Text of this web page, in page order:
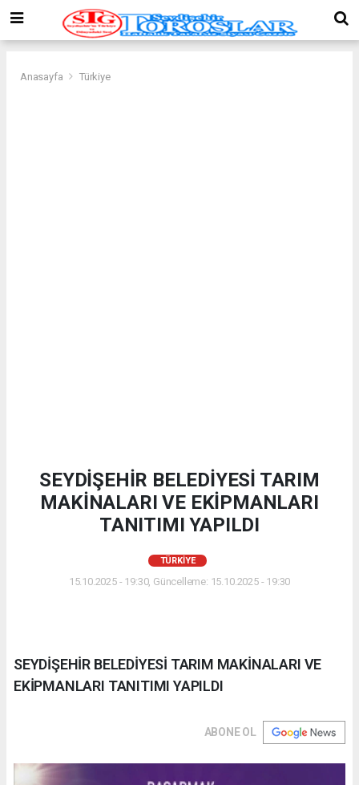
Anasayfa Türkiye
SEYDİŞEHİR BELEDİYESİ TARIM
MAKİNALARI VE EKİPMANLARI
TANITIMI YAPILDI
TÜRKIYE
15.10.2025 - 19:30, Güncelleme: 15.10.2025 - 19:30
SEYDİŞEHİR BELEDİYESİ TARIM MAKİNALARI VE
EKİPMANLARI TANITIMI YAPILDI
ABONE OL